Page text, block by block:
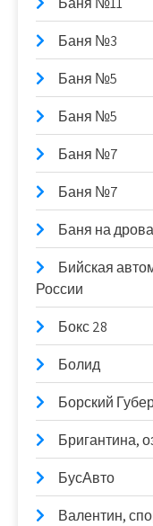
Баня №3
Баня №5
Баня №5
Баня №7
Баня №7
Баня на
Бийская
России
Бокс 28
Болид
Борский
Бригантина,
БусАвто
Валентин,